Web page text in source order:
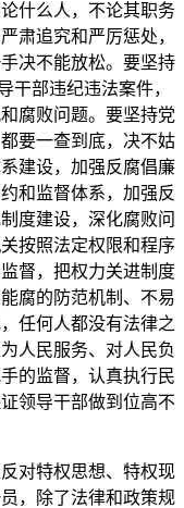
什么人，不论其职务
肃追究和严厉惩处，
决不能放松。要坚持
干部违纪违法案件，
腐败问题。要坚持党
要一查到底，决不姑
建设，加强反腐倡廉
和监督体系，加强反
度建设，深化腐败问
按照法定权限和程序
督，把权力关进制度
腐的防范机制、不易
任何人都没有法律之
人民服务、对人民负
的监督，认真执行民
领导干部做到位高不
对特权思想、特权现
，除了法律和政策规